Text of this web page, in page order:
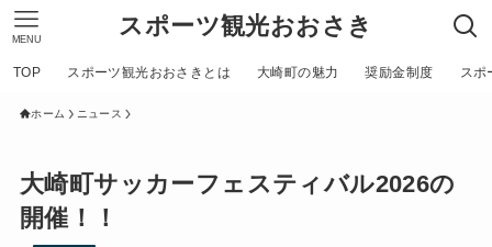
スポーツ観光おおさき
MENU
TOP スポーツ観光おおさきとは 大崎町の魅力 奨励金制度 スポ
ホーム ニュース
大崎町サッカーフェスティバル2026の
開催！！